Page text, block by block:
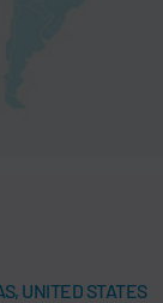
UNITED STATES